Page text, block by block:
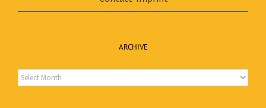
ARCHIVE
Archive